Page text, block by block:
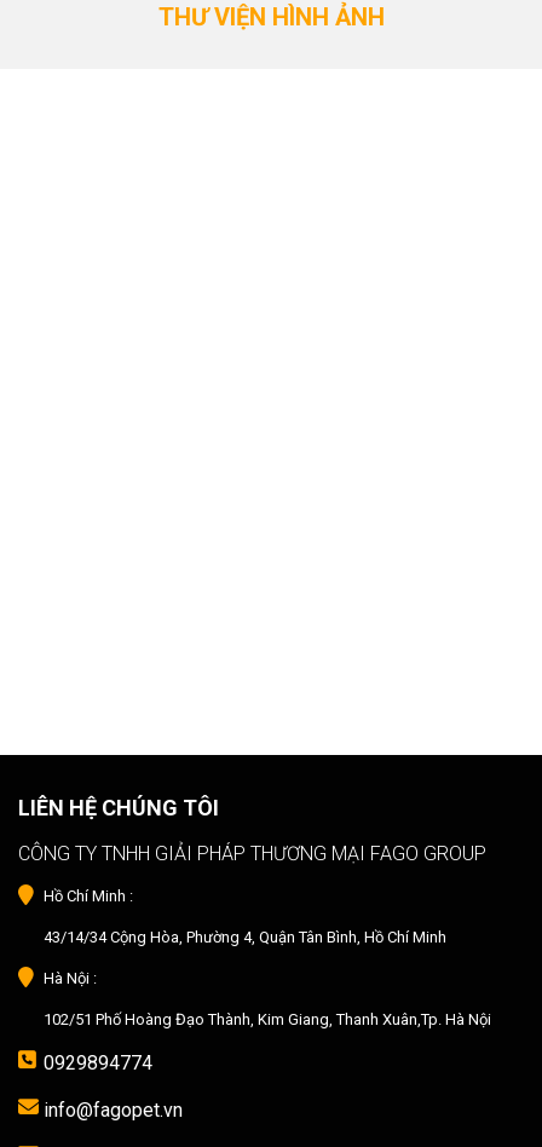
THƯ VIỆN HÌNH ẢNH
LIÊN HỆ CHÚNG TÔI
CÔNG TY TNHH GIẢI PHÁP THƯƠNG MẠI FAGO GROUP
Hồ Chí Minh :
43/14/34 Cộng Hòa, Phường 4, Quận Tân Bình, Hồ Chí Minh
Hà Nội :
102/51 Phố Hoàng Đạo Thành, Kim Giang, Thanh Xuân,Tp. Hà Nội
0929894774
info@fagopet.vn